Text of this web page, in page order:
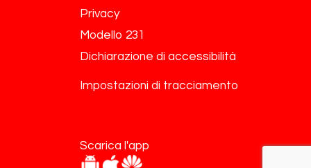
Privacy
Modello 231
Dichiarazione di accessibilità
Impostazioni di tracciamento
Scarica l'app